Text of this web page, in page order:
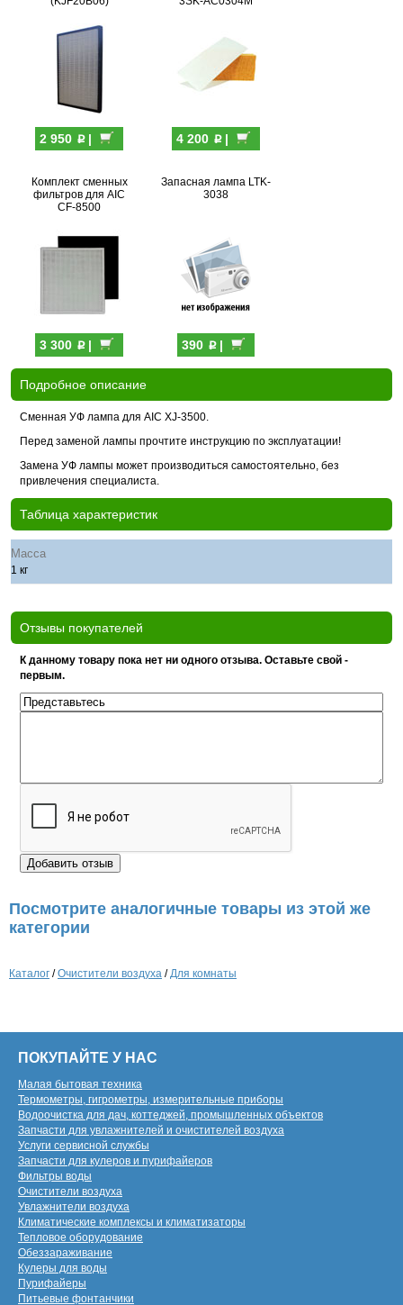
2 950 p| 4 200 p|
Комплект сменных
фильтров для AIC
CF-8500
3 300 p|
Запасная лампа LTK-
3038
390 p|
Подробное описание
Сменная УФ лампа для AIC XJ-3500.
Перед заменой лампы прочтите инструкцию по эксплуатации!
Замена УФ лампы может производиться самостоятельно, без
привлечения специалиста.
Таблица характеристик
Масса
1 кг
Отзывы покупателей
К данному товару пока нет ни одного отзыва. Оставьте свой -
первым.
Посмотрите аналогичные товары из этой же
категории
Каталог /Очистители воздуха /Для комнаты
ПОКУПАЙТЕ У НАС
Малая бытовая техника
Термометры, гигрометры, измерительные приборы
Водоочистка для дач, коттеджей, промышленных объектов
Запчасти для увлажнителей и очистителей воздуха
Услуги сервисной службы
Запчасти для кулеров и пурифайеров
Фильтры воды
Очистители воздуха
Увлажнители воздуха
Климатические комплексы и климатизаторы
Тепловое оборудование
Обеззараживание
Кулеры для воды
Пурифайеры
Питьевые фонтанчики